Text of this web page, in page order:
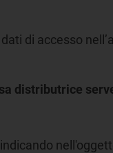
di accesso
distributrice
indicando